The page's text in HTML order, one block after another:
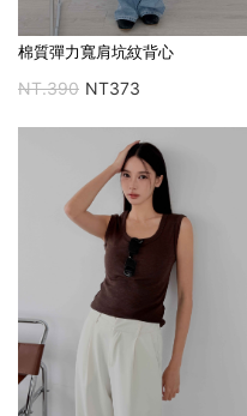
棉質彈力寬肩坑紋背心
NT.390 NT373